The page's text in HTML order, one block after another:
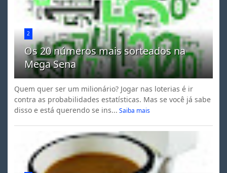
2
Os 20 números mais sorteados na
Mega Sena
Quem quer ser um milionário? Jogar nas loterias é ir
contra as probabilidades estatísticas. Mas se você já sabe
disso e está querendo se ins... Saiba mais